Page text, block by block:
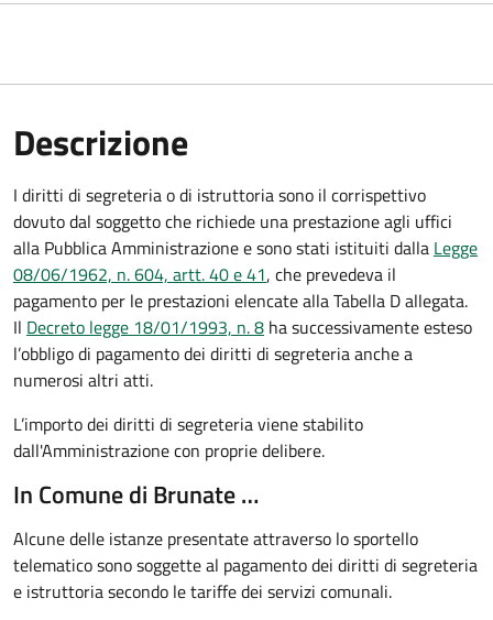
Descrizione
I diritti di segreteria o di istruttoria sono il corrispettivo
dovuto dal soggetto che richiede una prestazione agli uffici
alla Pubblica Amministrazione e sono stati istituiti dalla Legge
08/06/1962, n. 604, artt. 40 e 41, che prevedeva il
pagamento per le prestazioni elencate alla Tabella D allegata.
Il Decreto legge 18/01/1993, n. 8 ha successivamente esteso
l’obbligo di pagamento dei diritti di segreteria anche a
numerosi altri atti.
L’importo dei diritti di segreteria viene stabilito
dall'Amministrazione con proprie delibere.
In Comune di Brunate …
Alcune delle istanze presentate attraverso lo sportello
telematico sono soggette al pagamento dei diritti di segreteria
e istruttoria secondo le tariffe dei servizi comunali.